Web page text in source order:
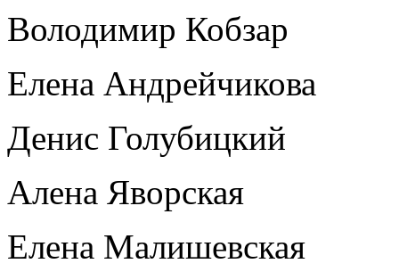
Володимир Кобзар
Елена Андрейчикова
Денис Голубицкий
Алена Яворская
Елена Малишевская